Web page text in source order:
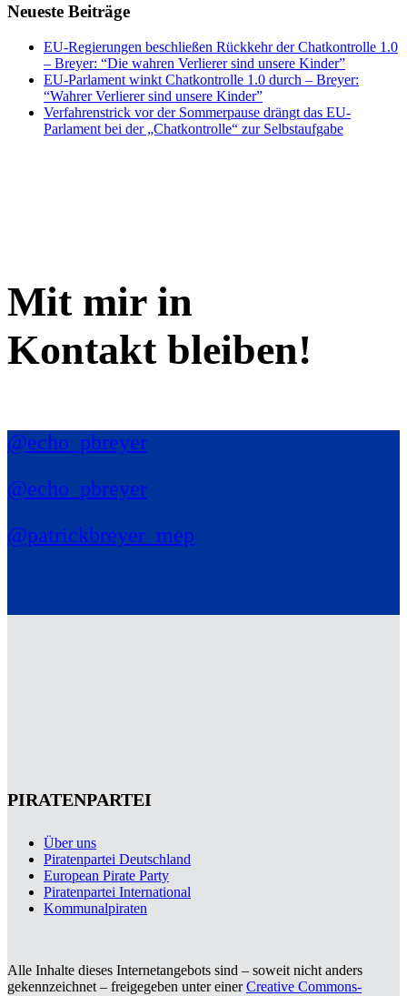
Neueste Beiträge
EU-Regierungen beschließen Rückkehr der Chatkontrolle 1.0
– Breyer: “Die wahren Verlierer sind unsere Kinder”
EU-Parlament winkt Chatkontrolle 1.0 durch – Breyer:
“Wahrer Verlierer sind unsere Kinder”
Verfahrenstrick vor der Sommerpause drängt das EU-
Parlament bei der „Chatkontrolle“ zur Selbstaufgabe
Mit mir in
Kontakt bleiben!
@echo_pbreyer
@echo_pbreyer
@patrickbreyer_mep
PIRATENPARTEI
Über uns
Piratenpartei Deutschland
European Pirate Party
Piratenpartei International
Kommunalpiraten
Alle Inhalte dieses Internetangebots sind – soweit nicht anders
gekennzeichnet – freigegeben unter einerCreative Commons-